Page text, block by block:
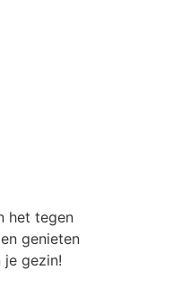
het tegen
genieten
gezin!